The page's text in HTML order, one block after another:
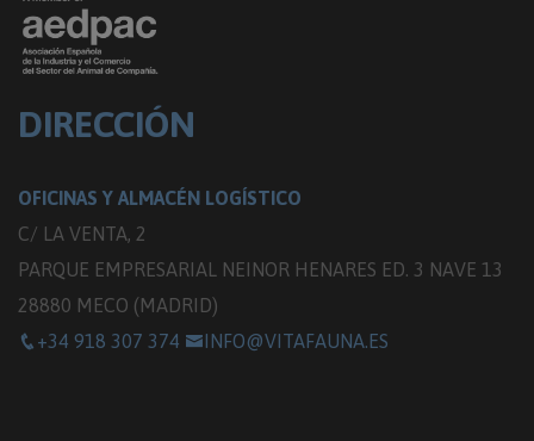
DIRECCIÓN
OFICINAS Y ALMACÉN LOGÍSTICO
C/ LA VENTA, 2
PARQUE EMPRESARIAL NEINOR HENARES ED. 3 NAVE 13
28880 MECO (MADRID)
+34 918 307 374
INFO@VITAFAUNA.ES